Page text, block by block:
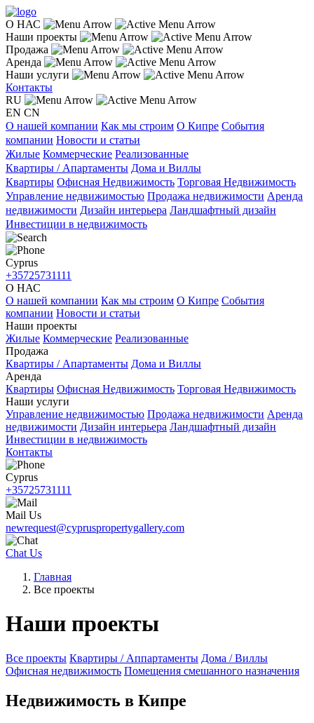
О НАС
Наши проекты
Продажа
Аренда
Наши услуги
Контакты
RU
EN CN
О нашей компании Как мы строим О Кипре События
компании Новости и статьи
Жилые Коммерческие Реализованные
Квартиры / Апартаменты Дома и Виллы
Квартиры Офисная Недвижимость Торговая Недвижимость
Управление недвижимостью Продажа недвижимости Аренда
недвижимости Дизайн интерьера Ландшафтный дизайн
Инвестиции в недвижимость
Cyprus
+35725731111
О НАС
О нашей компании Как мы строим О Кипре События
компании Новости и статьи
Наши проекты
Жилые Коммерческие Реализованные
Продажа
Квартиры / Апартаменты Дома и Виллы
Аренда
Квартиры Офисная Недвижимость Торговая Недвижимость
Наши услуги
Управление недвижимостью Продажа недвижимости Аренда
недвижимости Дизайн интерьера Ландшафтный дизайн
Инвестиции в недвижимость
Контакты
Cyprus
+35725731111
Mail Us
newrequest@cypruspropertygallery.com
Chat Us
Главная
Все проекты
Наши проекты
Все проекты Квартиры / Аппартаменты Дома / Виллы
Офисная недвижимость Помещения смешанного назначения
Недвижимость в Кипре